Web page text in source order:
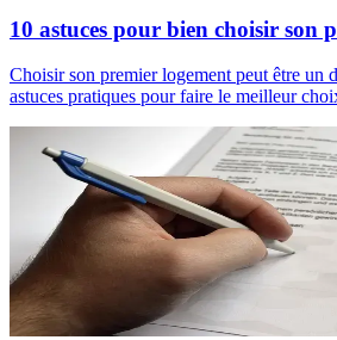
10 astuces pour bien choisir son
Choisir son premier logement peut être un
astuces pratiques pour faire le meilleur